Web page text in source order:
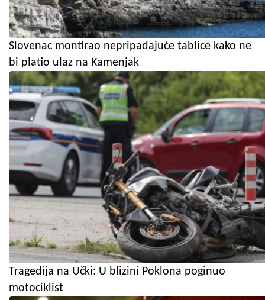
Slovenac montirao nepripadajuće tablice kako ne
bi platio ulaz na Kamenjak
Tragedija na Učki: U blizini Poklona poginuo
motociklist